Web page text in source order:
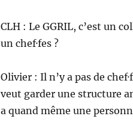
CLH : Le GGRIL, c’est un
un chef·fes ?
Olivier : Il n’y a pas de
veut garder une structure
a quand même une